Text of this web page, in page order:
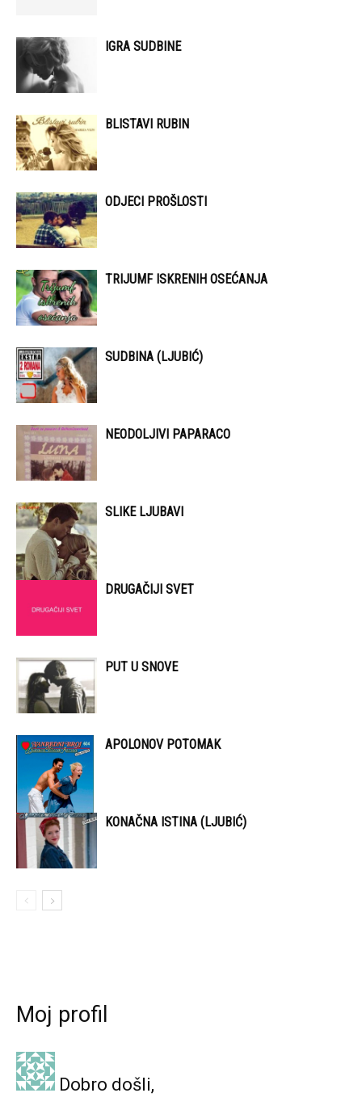
IGRA SUDBINE
BLISTAVI RUBIN
ODJECI PROŠLOSTI
TRIJUMF ISKRENIH OSEĆANJA
SUDBINA (LJUBIĆ)
NEODOLJIVI PAPARACO
SLIKE LJUBAVI
DRUGAČIJI SVET
PUT U SNOVE
APOLONOV POTOMAK
KONAČNA ISTINA (LJUBIĆ)
Moj profil
Dobro došli,